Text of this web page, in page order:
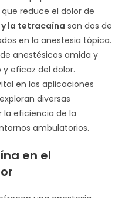
reduce el dolor de
la tetracaína son dos de
en la anestesia tópica.
anestésicos amida y
eficaz del dolor.
en las aplicaciones
diversas
eficiencia de la
ambulatorios.
en el